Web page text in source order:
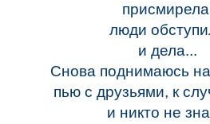
люди
и дела...
Снова поднимаюсь
пью с друзьями, к
и никто не